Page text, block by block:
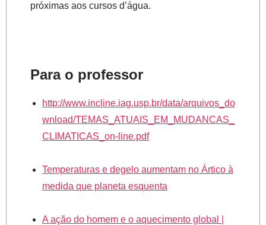
próximas aos cursos d’água.
Para o professor
http://www.incline.iag.usp.br/data/arquivos_do
wnload/TEMAS_ATUAIS_EM_MUDANCAS_
CLIMATICAS_on-line.pdf
Temperaturas e degelo aumentam no Ártico à
medida que planeta esquenta
A ação do homem e o aquecimento global |